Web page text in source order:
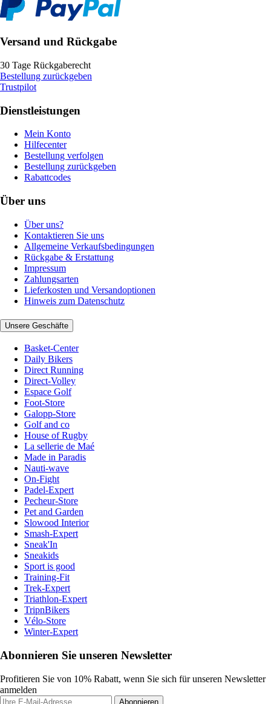
Versand und Rückgabe
30 Tage Rückgaberecht
Bestellung zurückgeben
Trustpilot
Dienstleistungen
Mein Konto
Hilfecenter
Bestellung verfolgen
Bestellung zurückgeben
Rabattcodes
Über uns
Über uns?
Kontaktieren Sie uns
Allgemeine Verkaufsbedingungen
Rückgabe & Erstattung
Impressum
Zahlungsarten
Lieferkosten und Versandoptionen
Hinweis zum Datenschutz
Unsere Geschäfte
Basket-Center
Daily Bikers
Direct Running
Direct-Volley
Espace Golf
Foot-Store
Galopp-Store
Golf and co
House of Rugby
La sellerie de Maé
Made in Paradis
Nauti-wave
On-Fight
Padel-Expert
Pecheur-Store
Pet and Garden
Slowood Interior
Smash-Expert
Sneak'In
Sneakids
Sport is good
Training-Fit
Trek-Expert
Triathlon-Expert
TripnBikers
Vélo-Store
Winter-Expert
Abonnieren Sie unseren Newsletter
Profitieren Sie von 10% Rabatt, wenn Sie sich für unseren Newsletter
anmelden
Abonnieren